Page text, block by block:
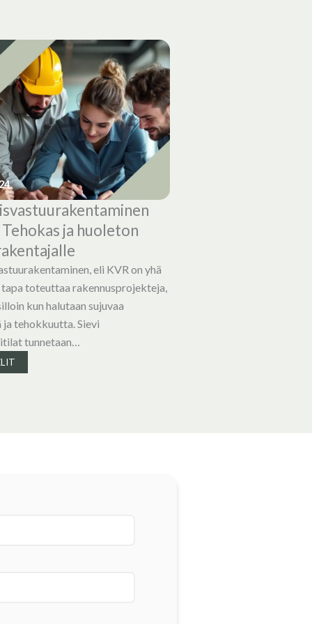
ja huoleton
eli KVR on yhä
toteuttaa rakennusprojekteja,
kun halutaan sujuvaa
tehokkuutta. Sievi
tunnetaan…